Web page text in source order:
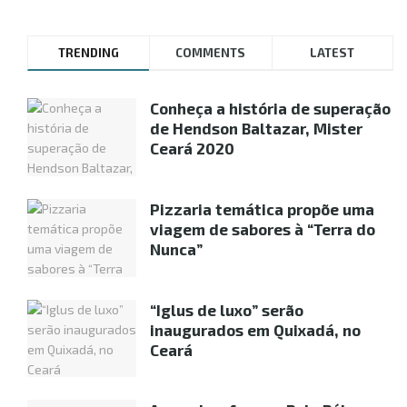
TRENDING COMMENTS LATEST
Conheça a história de superação
de Hendson Baltazar, Mister
Ceará 2020
Pizzaria temática propõe uma
viagem de sabores à “Terra do
Nunca”
“Iglus de luxo” serão
inaugurados em Quixadá, no
Ceará